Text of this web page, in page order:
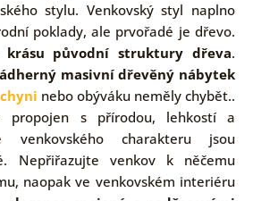
stylu. Venkovský styl naplno
poklady, ale prvořadé je dřevo.
krásu původní struktury dřeva.
masivní dřevěný nábytek
nebo obýváku neměly chybět..
propojen s přírodou, lehkostí a
venkovského charakteru jsou
Nepřiřazujte venkov k něčemu
naopak ve venkovském interiéru